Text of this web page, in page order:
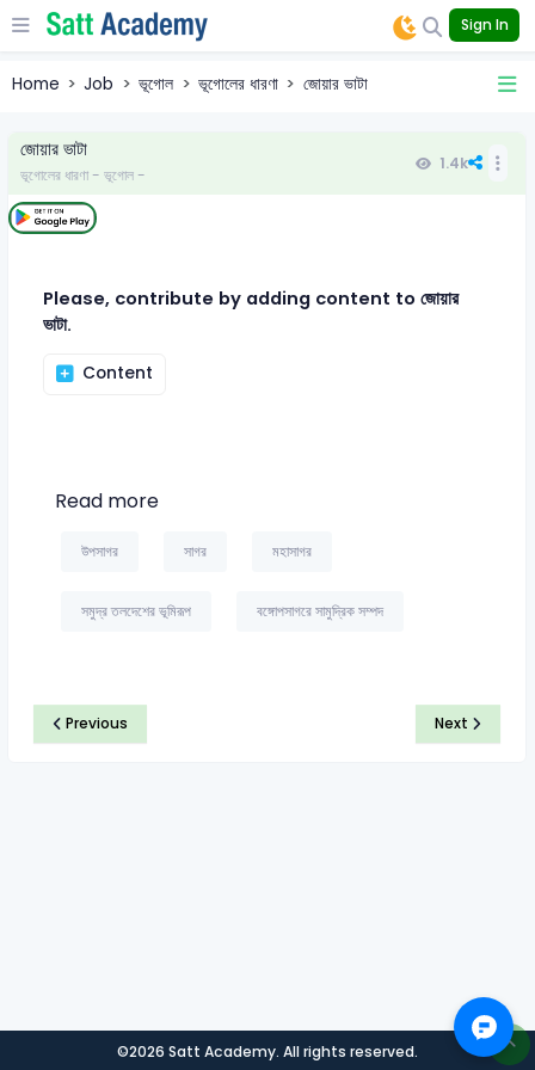
Sign In
Home Job ভূগোল ভূগোলের ধারণা জোয়ার ভাটা
জোয়ার ভাটা
ভূগোলের ধারণা - ভূগোল -
1.4k
Please, contribute by adding content to জোয়ার
ভাটা.
Content
Read more
উপসাগর সাগর মহাসাগর
সমুদ্র তলদেশের ভূমিরূপ বঙ্গোপসাগরে সামুদ্রিক সম্পদ
Previous Next
©2026 Satt Academy. All rights reserved.